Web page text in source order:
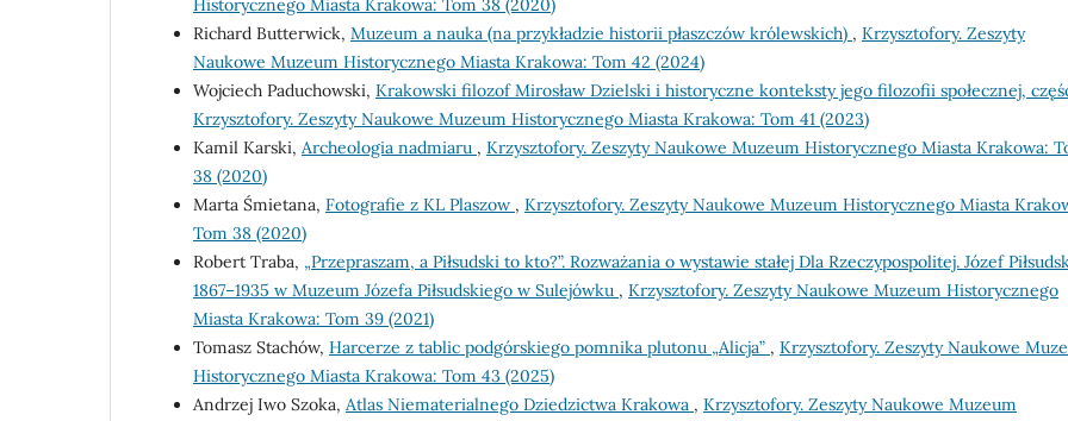
Richard Butterwick, Muzeum a nauka (na przykładzie historii płaszczów królewskich) , Krzysztofory. Zeszyty
Naukowe Muzeum Historycznego Miasta Krakowa: Tom 42 (2024)
Wojciech Paduchowski, Krakowski filozof Mirosław Dzielski i historyczne konteksty jego filozofii społecznej,
Krzysztofory. Zeszyty Naukowe Muzeum Historycznego Miasta Krakowa: Tom 41 (2023)
Kamil Karski, Archeologia nadmiaru , Krzysztofory. Zeszyty Naukowe Muzeum Historycznego Miasta Krakowa:
38 (2020)
Marta Śmietana, Fotografie z KL Plaszow , Krzysztofory. Zeszyty Naukowe Muzeum Historycznego Miasta
Tom 38 (2020)
Robert Traba, „Przepraszam, a Piłsudski to kto?”. Rozważania o wystawie stałej Dla Rzeczypospolitej. Józef
1867–1935 w Muzeum Józefa Piłsudskiego w Sulejówku , Krzysztofory. Zeszyty Naukowe Muzeum Historycznego
Miasta Krakowa: Tom 39 (2021)
Tomasz Stachów, Harcerze z tablic podgórskiego pomnika plutonu „Alicja” , Krzysztofory. Zeszyty Naukowe
Historycznego Miasta Krakowa: Tom 43 (2025)
Andrzej Iwo Szoka, Atlas Niematerialnego Dziedzictwa Krakowa , Krzysztofory. Zeszyty Naukowe Muzeum